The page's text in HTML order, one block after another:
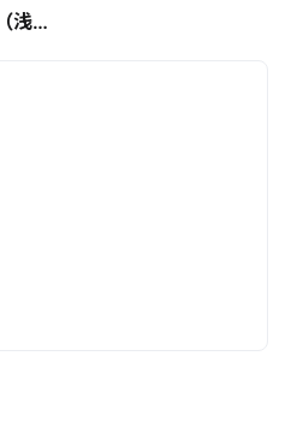
微信小程序WeUI 组件库（浅色）| 免费UI设计素材